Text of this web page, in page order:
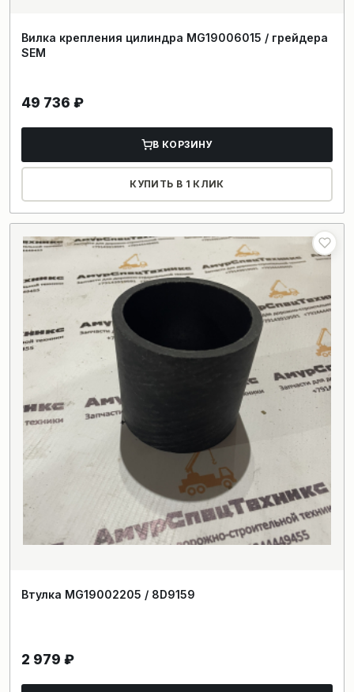
Вилка крепления цилиндра MG19006015 / грейдера
SEM
49 736 ₽
В КОРЗИНУ
КУПИТЬ В 1 КЛИК
Втулка MG19002205 / 8D9159
2 979 ₽